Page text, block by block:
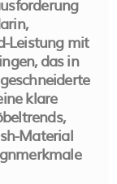
Leistung mit
das in
klare
Material